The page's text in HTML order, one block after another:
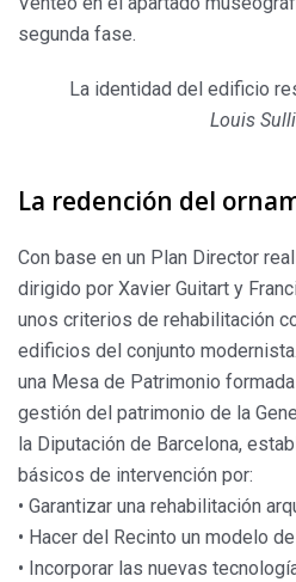
segunda fase.
La identidad del edificio
Louis
La redención del
Con base en un Plan Director
dirigido por Xavier Guitart y
unos criterios de rehabilitación
edificios del conjunto
una Mesa de Patrimonio
gestión del patrimonio de la
la Diputación de Barcelona,
básicos de intervención por:
• Garantizar una rehabilitación
• Hacer del Recinto un modelo
• Incorporar las nuevas